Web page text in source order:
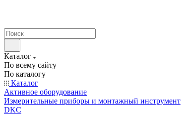
Каталог
По всему сайту
По каталогу
Каталог
Активное оборудование
Измерительные приборы и монтажный инструмент
DKC